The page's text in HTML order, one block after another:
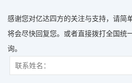
感谢您对亿达四方的关注与支持，请简
将会尽快回复您。或者直接拨打全国统
询。